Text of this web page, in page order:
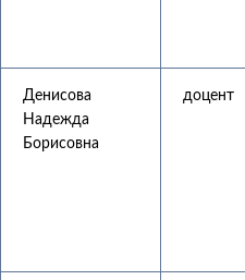
Денисова
Надежда
Борисовна
доцент